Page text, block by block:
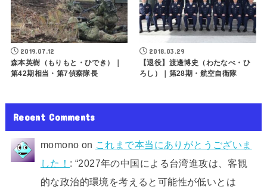
2019.07.12
森本英樹（もりもと・ひでき）｜
第42期相当・第7偵察隊長
2018.03.29
【退役】渡邊博史（わたなべ・ひ
ろし）｜第28期・航空自衛隊
Recent Comments
momono on これまで本当にありがとうございま
した！ : “2027年の中国による台湾進攻は、客観
的な政治的環境を考えると可能性が低いとは